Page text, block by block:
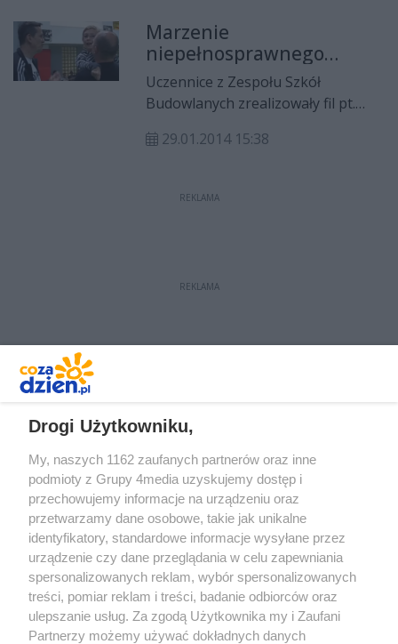
edukacyjne.
Marzenie
niepełnosprawnego
Bartka spełnione
Uczennice z Zespołu Szkół
Budowlanych zrealizowały fil pt.
udokumentowały, jak spełnia się
29.01.2014 15:38
REKLAMA
REKLAMA
Redakcja Reklama Prywatność
Praca Łódź
the:protocol
Drogi Użytkowniku,
My, naszych 1162 zaufanych partnerów oraz inne
podmioty z Grupy 4media uzyskujemy dostęp i
przechowujemy informacje na urządzeniu oraz
przetwarzamy dane osobowe, takie jak unikalne
identyfikatory, standardowe informacje wysyłane przez
urządzenie czy dane przeglądania w celu zapewniania
spersonalizowanych reklam, wybór spersonalizowanych
treści, pomiar reklam i treści, badanie odbiorców oraz
ulepszanie usług. Za zgodą Użytkownika my i Zaufani
Partnerzy możemy używać dokładnych danych